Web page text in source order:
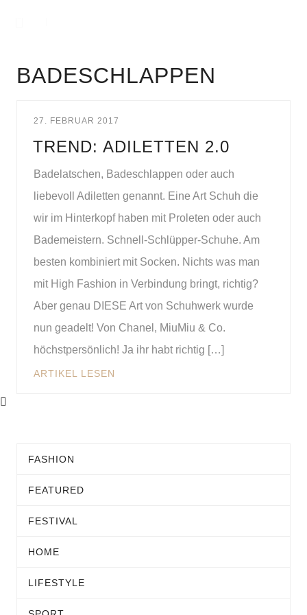
BADESCHLAPPEN
27. FEBRUAR 2017
TREND: ADILETTEN 2.0
Badelatschen, Badeschlappen oder auch
liebevoll Adiletten genannt. Eine Art Schuh die
wir im Hinterkopf haben mit Proleten oder auch
Bademeistern. Schnell-Schlüpper-Schuhe. Am
besten kombiniert mit Socken. Nichts was man
mit High Fashion in Verbindung bringt, richtig?
Aber genau DIESE Art von Schuhwerk wurde
nun geadelt! Von Chanel, MiuMiu & Co.
höchstpersönlich! Ja ihr habt richtig […]
ARTIKEL LESEN
FASHION
FEATURED
FESTIVAL
HOME
LIFESTYLE